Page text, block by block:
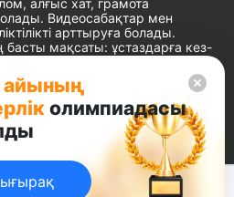
айының
олимпиадасы
алғыс хат, грамота
Видеосабақтар мен
арттыруға болады.
мақсаты: ұстаздарға кез-
білім алуына мүмкіндік
мәселелеріне
шығармашылық жұмыспен
«Ұстаздарға сапалы білім бере
бере аламыз» - деген